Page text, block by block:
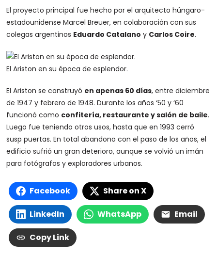
El proyecto principal fue hecho por el arquitecto húngaro-
estadounidense Marcel Breuer, en colaboración con sus
colegas argentinos Eduardo Catalano y Carlos Coire.
El Ariston en su época de esplendor.
El Ariston se construyó en apenas 60 días, entre diciembre
de 1947 y febrero de 1948. Durante los años ‘50 y ‘60
funcionó como confitería, restaurante y salón de baile.
Luego fue teniendo otros usos, hasta que en 1993 cerró
susp puertas. En total abandono con el paso de los años, el
edificio sufrió un gran deterioro, aunque se volvió un imán
para fotógrafos y exploradores urbanos.
Facebook Share on X
LinkedIn WhatsApp Email
Copy Link